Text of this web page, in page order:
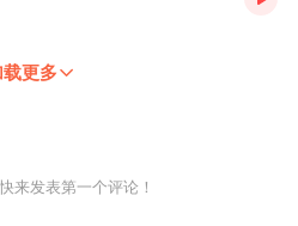
载更多
来发表第一个评论！